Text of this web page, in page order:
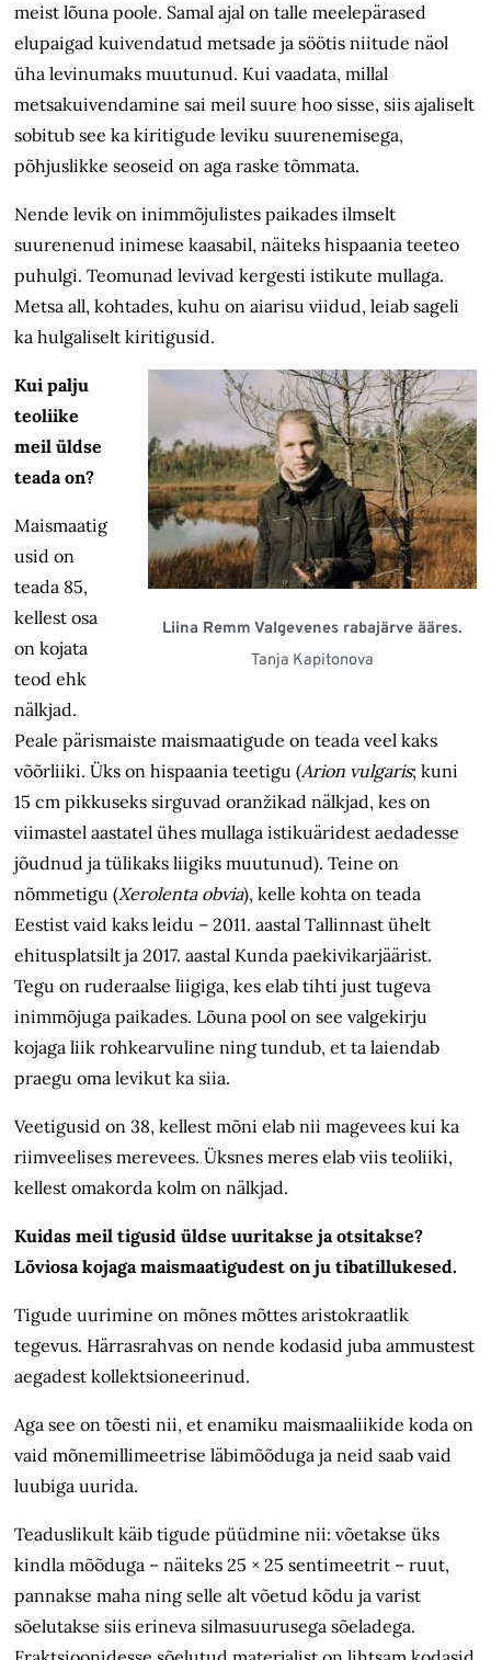
meist lõuna poole. Samal ajal on talle meelepärased
elupaigad kuivendatud metsade ja söötis niitude näol
üha levinumaks muutunud. Kui vaadata, millal
metsakuivendamine sai meil suure hoo sisse, siis ajaliselt
sobitub see ka kiritigude leviku suurenemisega,
põhjuslikke seoseid on aga raske tõmmata.
Nende levik on inimmõjulistes paikades ilmselt
suurenenud inimese kaasabil, näiteks hispaania teeteo
puhulgi. Teomunad levivad kergesti istikute mullaga.
Metsa all, kohtades, kuhu on aiarisu viidud, leiab sageli
ka hulgaliselt kiritigusid.
Liina Remm Valgevenes rabajärve ääres.
Tanja Kapitonova
Kui palju
teoliike
meil üldse
teada on?
Maismaatig
usid on
teada 85,
kellest osa
on kojata
teod ehk
nälkjad.
Peale pärismaiste maismaatigude on teada veel kaks
võõrliiki. Üks on hispaania teetigu (Arion vulgaris; kuni
15 cm pikkuseks sirguvad oranžikad nälkjad, kes on
viimastel aastatel ühes mullaga istikuäridest aedadesse
jõudnud ja tülikaks liigiks muutunud). Teine on
nõmmetigu (Xerolenta obvia), kelle kohta on teada
Eestist vaid kaks leidu – 2011. aastal Tallinnast ühelt
ehitusplatsilt ja 2017. aastal Kunda paekivikarjäärist.
Tegu on ruderaalse liigiga, kes elab tihti just tugeva
inimmõjuga paikades. Lõuna pool on see valgekirju
kojaga liik rohkearvuline ning tundub, et ta laiendab
praegu oma levikut ka siia.
Veetigusid on 38, kellest mõni elab nii magevees kui ka
riimveelises merevees. Üksnes meres elab viis teoliiki,
kellest omakorda kolm on nälkjad.
Kuidas meil tigusid üldse uuritakse ja otsitakse?
Lõviosa kojaga maismaatigudest on ju tibatillukesed.
Tigude uurimine on mõnes mõttes aristokraatlik
tegevus. Härrasrahvas on nende kodasid juba ammustest
aegadest kollektsioneerinud.
Aga see on tõesti nii, et enamiku maismaaliikide koda on
vaid mõnemillimeetrise läbimõõduga ja neid saab vaid
luubiga uurida.
Teaduslikult käib tigude püüdmine nii: võetakse üks
kindla mõõduga – näiteks 25 × 25 sentimeetrit – ruut,
pannakse maha ning selle alt võetud kõdu ja varist
sõelutakse siis erineva silmasuurusega sõeladega.